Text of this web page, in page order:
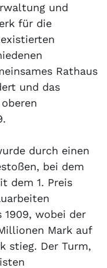
und
für die
Rathaus
und das
durch einen
bei dem
dem 1. Preis
1909, wobei der
Mark auf
stieg. Der Turm,